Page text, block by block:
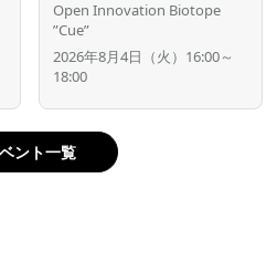
Open Innovation Biotope
”Cue”
2026年8月4日（火）16:00～
18:00
ント一覧